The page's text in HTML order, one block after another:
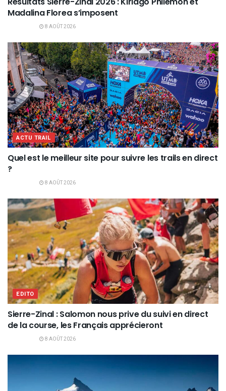
Madalina Florea s’imposent
8 AOÛT 2026
ACTU TRAIL
Quel est le meilleur site pour suivre les trails en direct
?
8 AOÛT 2026
EDITO
Sierre-Zinal : Salomon nous prive du suivi en direct
de la course, les Français apprécieront
8 AOÛT 2026